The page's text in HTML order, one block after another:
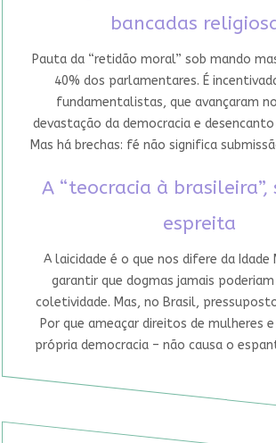
bancadas
Pauta da “retidão moral” sob mando
40% dos parlamentares. É
fundamentalistas, que avançaram
devastação da democracia e
Mas há brechas: fé não significa
A “teocracia à brasileira”,
espreita
A laicidade é o que nos difere da Idade
garantir que dogmas jamais
coletividade. Mas, no Brasil,
Por que ameaçar direitos de mulheres
própria democracia – não causa o